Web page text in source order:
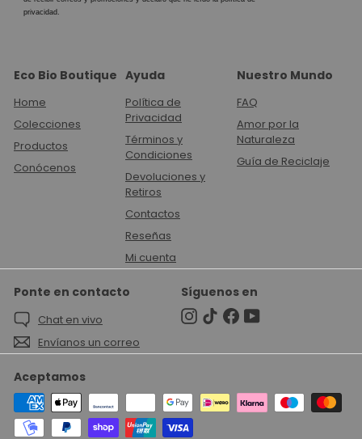
privacidad.
Eco Bio Boutique
Home
Colecciones
Productos
Conócenos
Ayuda
Política de
Privacidad
Términos y
Condiciones
Devoluciones y
Retiros
Contactos
Reseñas
Mi cuenta
Nuestro Mundo
FAQ
Amor por la
Naturaleza
Guía de Reciclaje
Ponte en contacto
Chat en vivo
Envíanos un correo
Síguenos en
Instagram
TikTokFacebook
Aceptamos